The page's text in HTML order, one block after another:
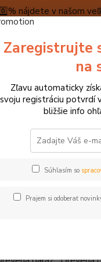
nájdete v našom
máme teraz
A PLATBA
Vláčiky, autá, garáže,
Zaregistrujte
na
Zľavu automaticky
svoju registráciu potvrdí
bližšie info
Súhlasím so
Prajem si odoberať